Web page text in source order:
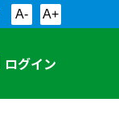
A- A+
ログイン